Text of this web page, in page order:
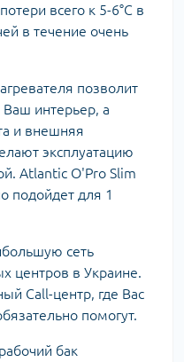
всего к 5-6°C в
в течение очень
позволит
Ваш интерьер, а
и внешняя
эксплуатацию
Atlantic O'Pro Slim
подойдет для 1
сеть
центров в Украине.
Call-центр, где Вас
помогут.
бак